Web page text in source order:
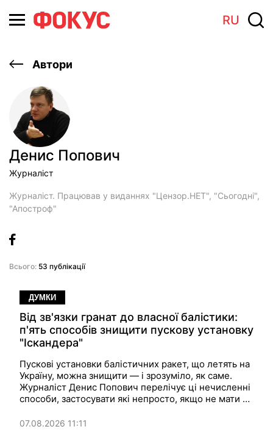
RU
Автори
Денис Попович
Журналіст
Журналіст. Працював у виданнях "Цензор.НЕТ", "Сьогодні",
"Апостроф"
Всього: 53 публікації
ДУМКИ
Від зв'язки гранат до власної балістики:
п'ять способів знищити пускову установку
"Іскандера"
Пускові установки балістичних ракет, що летять на
Україну, можна знищити — і зрозуміло, як саме.
Журналіст Денис Попович перелічує ці нечисленні
способи, застосувати які непросто, якщо не мати у
— це найбільш надійний варіант.
07.08.2026 11:11